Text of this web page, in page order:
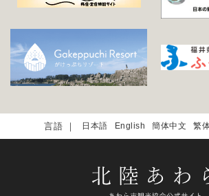
日本語 English 簡体中文 繁